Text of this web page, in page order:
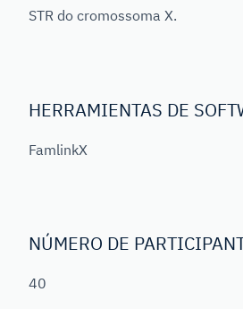
STR do cromossoma X.
HERRAMIENTAS DE
FamlinkX
NÚMERO DE
40